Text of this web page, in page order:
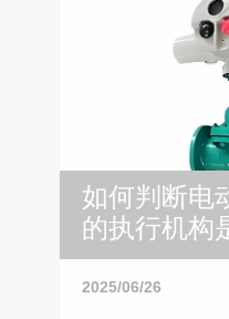
如何判断电
的执行机构
或更换？
2025/06/26